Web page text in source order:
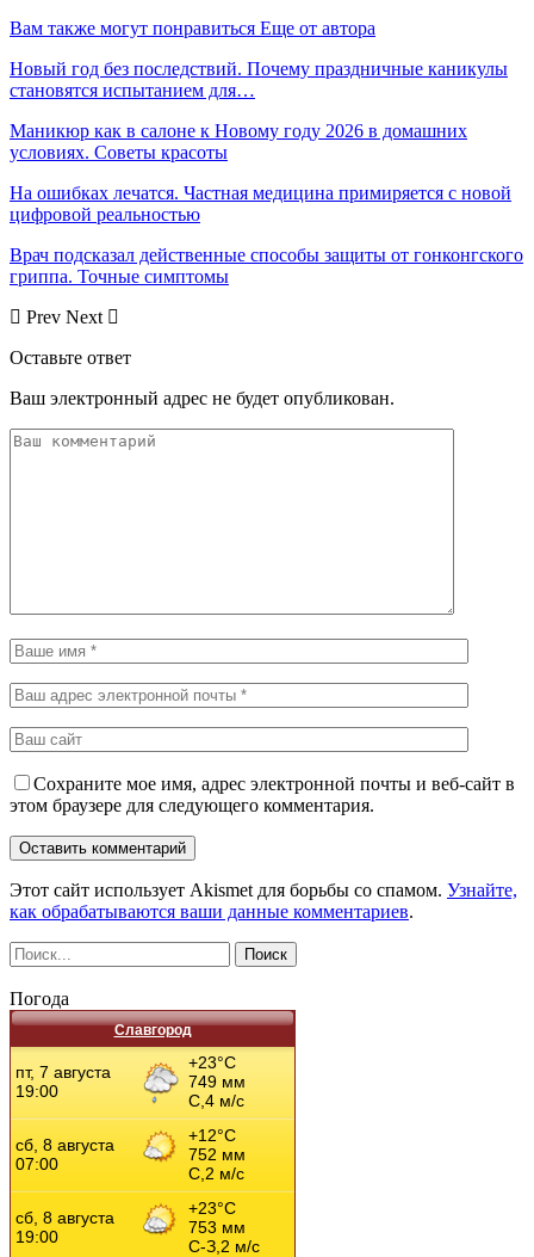
Вам также могут понравиться Еще от автора
Новый год без последствий. Почему праздничные каникулы
становятся испытанием для…
Маникюр как в салоне к Новому году 2026 в домашних
условиях. Советы красоты
На ошибках лечатся. Частная медицина примиряется с новой
цифровой реальностью
Врач подсказал действенные способы защиты от гонконгского
гриппа. Точные симптомы
Prev Next
Оставьте ответ
Ваш электронный адрес не будет опубликован.
Сохраните мое имя, адрес электронной почты и веб-сайт в
этом браузере для следующего комментария.
Этот сайт использует Akismet для борьбы со спамом. Узнайте,
как обрабатываются ваши данные комментариев.
Погода
Славгород